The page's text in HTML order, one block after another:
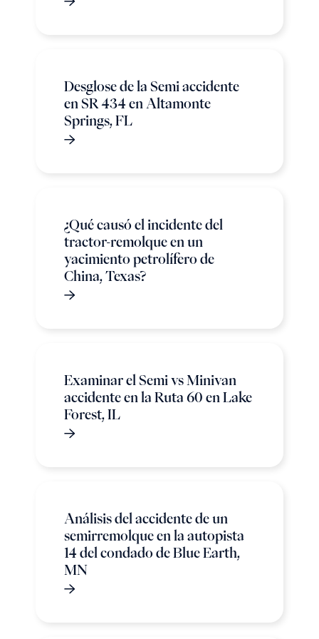
Desglose de la Semi accidente
en SR 434 en Altamonte
Springs, FL
¿Qué causó el incidente del
tractor-remolque en un
yacimiento petrolífero de
China, Texas?
Examinar el Semi vs Minivan
accidente en la Ruta 60 en Lake
Forest, IL
Análisis del accidente de un
semirremolque en la autopista
14 del condado de Blue Earth,
MN